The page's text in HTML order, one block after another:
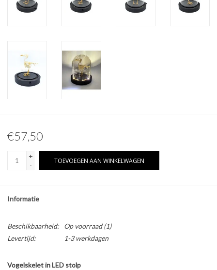
Overige naturalia
Pokémon
€57,50
+
-
TOEVOEGEN AAN WINKELWAGEN
Informatie
Beschikbaarheid: Op voorraad(1)
Levertijd:
1-3 werkdagen
Vogelskelet in LED stolp